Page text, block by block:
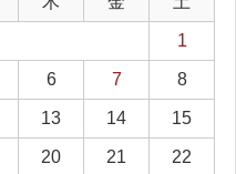
1
6 7 8
13 14 15
20 21 22